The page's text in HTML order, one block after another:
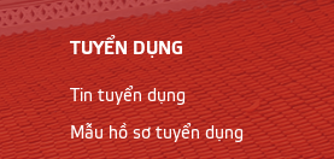
TUYỂN DỤNG
Tin tuyển dụng
Mẫu hồ sơ tuyển dụng